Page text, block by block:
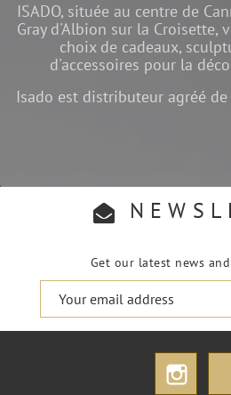
ISADO, située au centre de
Gray d'Albion sur la Croisette,
choix de cadeaux,
d'accessoires pour la
Isado est distributeur agréé
Get our latest news